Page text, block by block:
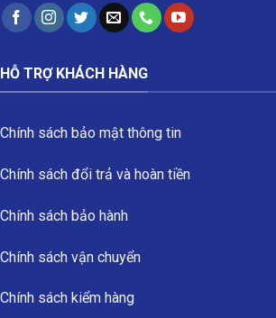
HỖ TRỢ KHÁCH HÀNG
Chính sách bảo mật thông tin
Chính sách đổi trả và hoàn tiền
Chính sách bảo hành
Chính sách vận chuyển
Chính sách kiểm hàng